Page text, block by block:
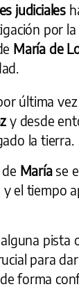
judiciales
por
María de
última
y desde
la tierra.
Maríase
el tiempo
pista
para
forma